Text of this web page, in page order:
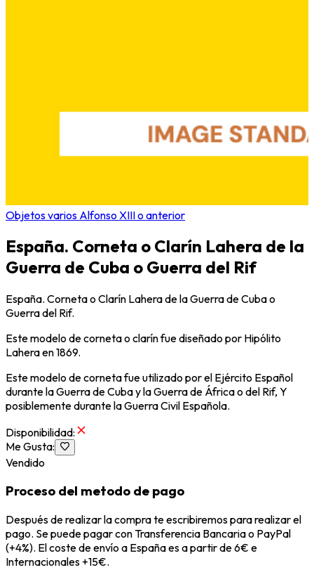
Objetos varios Alfonso XIII o anterior
España. Corneta o Clarín Lahera de la
Guerra de Cuba o Guerra del Rif
España. Corneta o Clarín Lahera de la Guerra de Cuba o
Guerra del Rif.
Este modelo de corneta o clarín fue diseñado por Hipólito
Lahera en 1869.
Este modelo de corneta fue utilizado por el Ejército Español
durante la Guerra de Cuba y la Guerra de África o del Rif, Y
posiblemente durante la Guerra Civil Española.
Disponibilidad:
Me Gusta:
Vendido
Proceso del metodo de pago
Después de realizar la compra te escribiremos para realizar el
pago. Se puede pagar con Transferencia Bancaria o PayPal
(+4%). El coste de envío a España es a partir de 6€ e
Internacionales +15€.